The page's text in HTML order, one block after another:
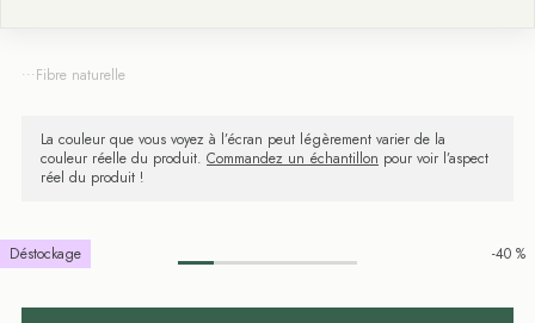
...Fibre naturelle
La couleur que vous voyez à l’écran peut légèrement varier de la
couleur réelle du produit. Commandez un échantillon pour voir l’aspect
réel du produit !
Déstockage -40 %